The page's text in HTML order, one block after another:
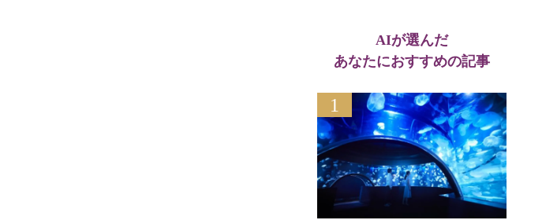
AIが選んだ
あなたにおすすめの記事
1